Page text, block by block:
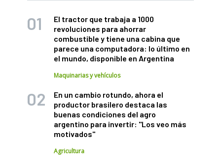
El tractor que trabaja a 1000
revoluciones para ahorrar
combustible y tiene una cabina que
parece una computadora: lo último en
el mundo, disponible en Argentina
Maquinarias y vehículos
En un cambio rotundo, ahora el
productor brasilero destaca las
buenas condiciones del agro
argentino para invertir: "Los veo más
motivados"
Agricultura